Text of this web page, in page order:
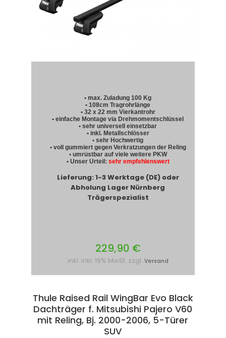
• max. Zuladung 100 Kg
• 108cm Tragrohrlänge
• 32 x 22 mm Vierkantrohr
• einfache Montage via Drehmomentschlüssel
• sehr universell einsetzbar
• inkl. Metallschlösser
• sehr Hochwertig
• voll gummiert gegen Verkratzungen der Reling
• umrüstbar auf viele weitere PKW
• Unser Urteil: sehr empfehlenswert
Lieferung: 1-3 Werktage (DE) oder
Abholung Lager Nürnberg
Trägerspezialist
229,90 €
inkl. inkl. 19% MwSt. zzgl. Versand
Thule Raised Rail WingBar Evo Black
Dachträger f. Mitsubishi Pajero V60
mit Reling, Bj. 2000-2006, 5-Türer
SUV